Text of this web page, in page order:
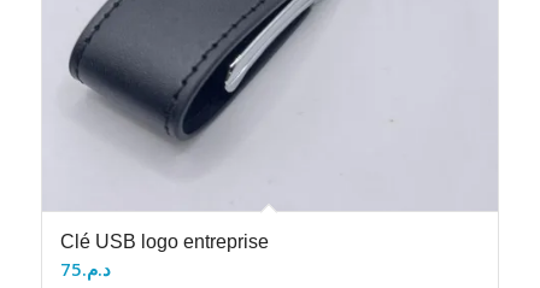
Clé USB logo entreprise
د.م.75